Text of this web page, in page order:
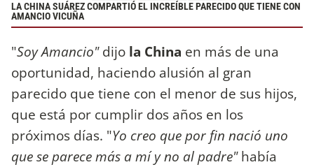
LA CHINA SUÁREZ COMPARTIÓ EL INCREÍBLE PARECIDO QUE TIENE CON
AMANCIO VICUÑA
"Soy Amancio"dijo la China en más de una
oportunidad, haciendo alusión al gran
parecido que tiene con el menor de sus hijos,
que está por cumplir dos años en los
próximos días. "Yo creo que por fin nació uno
que se parece más a mí y no al padre"había